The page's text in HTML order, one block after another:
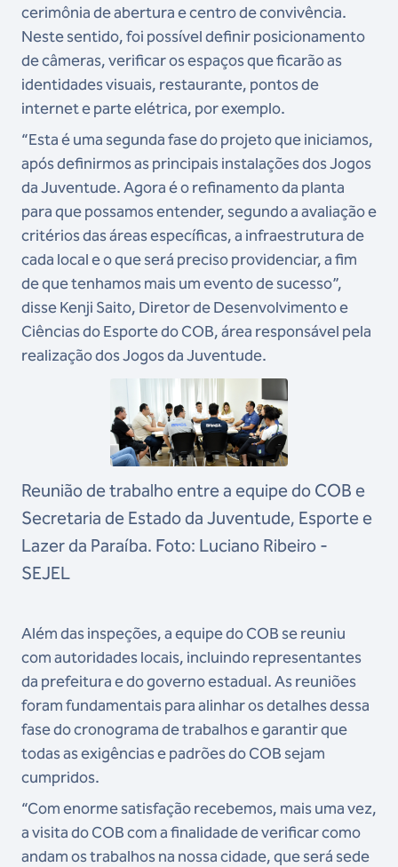
cerimônia de abertura e centro de convivência.
Neste sentido, foi possível definir posicionamento
de câmeras, verificar os espaços que ficarão as
identidades visuais, restaurante, pontos de
internet e parte elétrica, por exemplo.
“Esta é uma segunda fase do projeto que iniciamos,
após definirmos as principais instalações dos Jogos
da Juventude. Agora é o refinamento da planta
para que possamos entender, segundo a avaliação e
critérios das áreas específicas, a infraestrutura de
cada local e o que será preciso providenciar, a fim
de que tenhamos mais um evento de sucesso”,
disse Kenji Saito, Diretor de Desenvolvimento e
Ciências do Esporte do COB, área responsável pela
realização dos Jogos da Juventude.
Reunião de trabalho entre a equipe do COB e
Secretaria de Estado da Juventude, Esporte e
Lazer da Paraíba. Foto: Luciano Ribeiro -
SEJEL
Além das inspeções, a equipe do COB se reuniu
com autoridades locais, incluindo representantes
da prefeitura e do governo estadual. As reuniões
foram fundamentais para alinhar os detalhes dessa
fase do cronograma de trabalhos e garantir que
todas as exigências e padrões do COB sejam
cumpridos.
“Com enorme satisfação recebemos, mais uma vez,
a visita do COB com a finalidade de verificar como
andam os trabalhos na nossa cidade, que será sede